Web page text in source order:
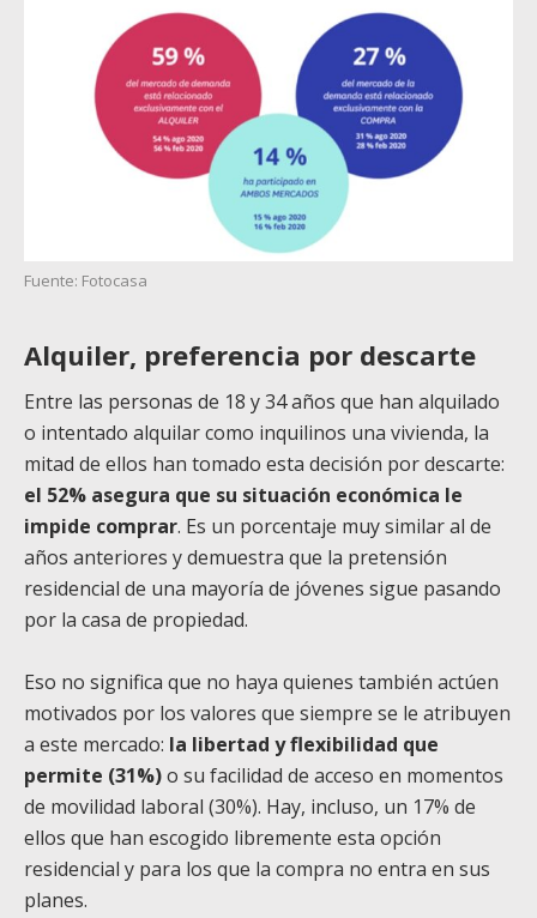
Fuente: Fotocasa
Alquiler, preferencia por descarte
Entre las personas de 18 y 34 años que han alquilado
o intentado alquilar como inquilinos una vivienda, la
mitad de ellos han tomado esta decisión por descarte:
el 52% asegura que su situación económica le
impide comprar. Es un porcentaje muy similar al de
años anteriores y demuestra que la pretensión
residencial de una mayoría de jóvenes sigue pasando
por la casa de propiedad.
Eso no significa que no haya quienes también actúen
motivados por los valores que siempre se le atribuyen
a este mercado: la libertad y flexibilidad que
permite (31%)o su facilidad de acceso en momentos
de movilidad laboral (30%). Hay, incluso, un 17% de
ellos que han escogido libremente esta opción
residencial y para los que la compra no entra en sus
planes.